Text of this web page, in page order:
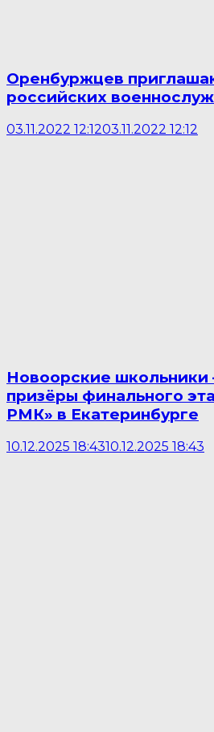
Оренбуржцев
российских
03.11.2022 12:1203.11.2022 12:12
Новоорские школьники
призёры финального
РМК» в Екатеринбурге
10.12.2025 18:4310.12.2025 18:43